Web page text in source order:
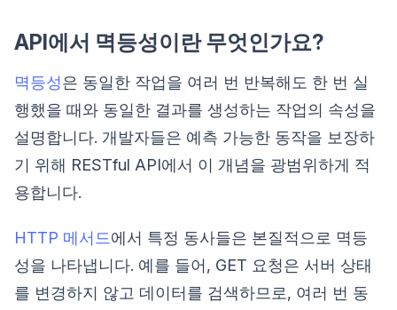
API에서 멱등성이란 무엇인가요?
멱등성은 동일한 작업을 여러 번 반복해도 한 번 실
행했을 때와 동일한 결과를 생성하는 작업의 속성을
설명합니다. 개발자들은 예측 가능한 동작을 보장하
기 위해 RESTful API에서 이 개념을 광범위하게 적
용합니다.
HTTP 메서드에서 특정 동사들은 본질적으로 멱등
성을 나타냅니다. 예를 들어, GET 요청은 서버 상태
를 변경하지 않고 데이터를 검색하므로, 여러 번 동